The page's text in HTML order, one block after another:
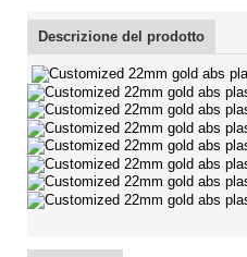
Descrizione del prodotto